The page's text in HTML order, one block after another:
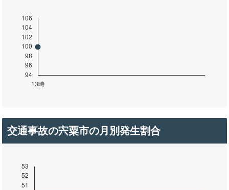
交通事故の宍粟市の月別発生割合